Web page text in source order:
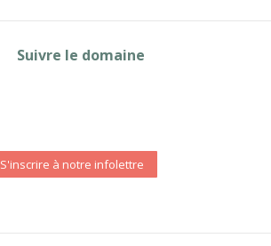
Suivre le domaine
S'inscrire à notre infolettre